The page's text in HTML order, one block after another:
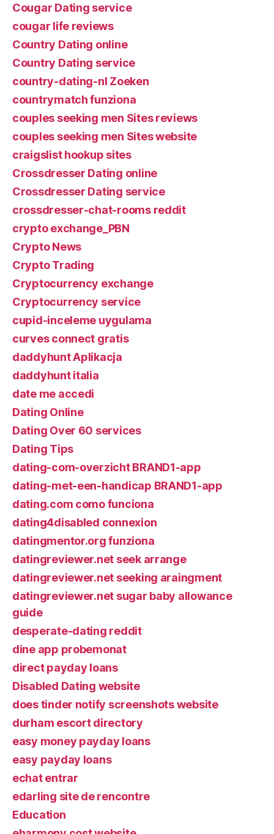
Cougar Dating service
cougar life reviews
Country Dating online
Country Dating service
country-dating-nl Zoeken
countrymatch funziona
couples seeking men Sites reviews
couples seeking men Sites website
craigslist hookup sites
Crossdresser Dating online
Crossdresser Dating service
crossdresser-chat-rooms reddit
crypto exchange_PBN
Crypto News
Crypto Trading
Cryptocurrency exchange
Cryptocurrency service
cupid-inceleme uygulama
curves connect gratis
daddyhunt Aplikacja
daddyhunt italia
date me accedi
Dating Online
Dating Over 60 services
Dating Tips
dating-com-overzicht BRAND1-app
dating-met-een-handicap BRAND1-app
dating.com como funciona
dating4disabled connexion
datingmentor.org funziona
datingreviewer.net seek arrange
datingreviewer.net seeking araingment
datingreviewer.net sugar baby allowance
guide
desperate-dating reddit
dine app probemonat
direct payday loans
Disabled Dating website
does tinder notify screenshots website
durham escort directory
easy money payday loans
easy payday loans
echat entrar
edarling site de rencontre
Education